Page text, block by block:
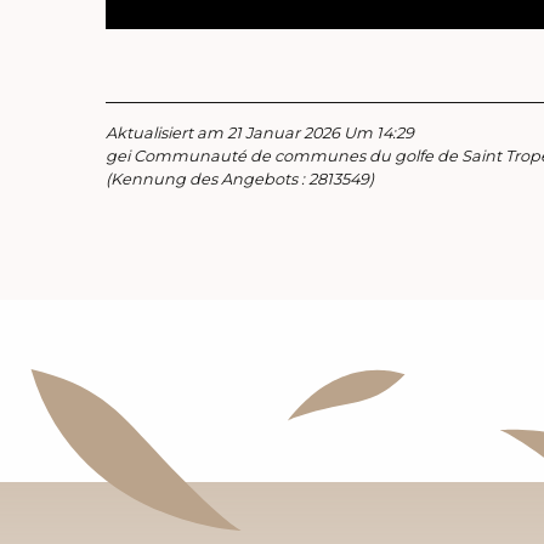
Aktualisiert am 21 Januar 2026 Um 14:29
gei Communauté de communes du golfe de Saint
(Kennung des Angebots :2813549)